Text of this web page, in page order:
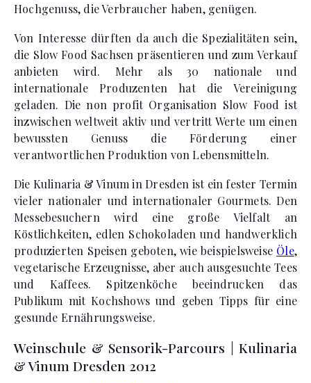
Hochgenuss, die Verbraucher haben, genügen.
Von Interesse dürften da auch die Spezialitäten sein,
die Slow Food Sachsen präsentieren und zum Verkauf
anbieten wird. Mehr als 30 nationale und
internationale Produzenten hat die Vereinigung
geladen. Die non profit Organisation Slow Food ist
inzwischen weltweit aktiv und vertritt Werte um einen
bewussten Genuss die Förderung einer
verantwortlichen Produktion von Lebensmitteln.
Die Kulinaria & Vinum in Dresden ist ein fester Termin
vieler nationaler und internationaler Gourmets. Den
Messebesuchern wird eine große Vielfalt an
Köstlichkeiten, edlen Schokoladen und handwerklich
produzierten Speisen geboten, wie beispielsweise Öle,
vegetarische Erzeugnisse, aber auch ausgesuchte Tees
und Kaffees. Spitzenköche beeindrucken das
Publikum mit Kochshows und geben Tipps für eine
gesunde Ernährungsweise.
Weinschule & Sensorik-Parcours | Kulinaria
& Vinum Dresden 2012